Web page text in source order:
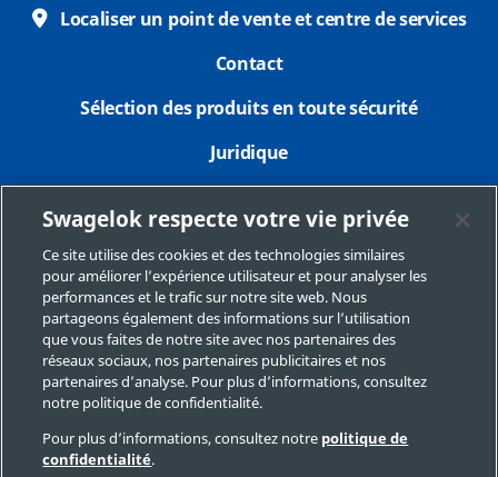
Localiser un point de vente et centre de services
Contact
Sélection des produits en toute sécurité
Juridique
Imprimer
Plan du site
Préférences de cookies
Ne pas vendre ou communiquer mes données
personnelles
Swagelok respecte votre vie privée
Ce site utilise des cookies et des technologies similaires
pour améliorer l’expérience utilisateur et pour analyser les
performances et le trafic sur notre site web. Nous
partageons également des informations sur l’utilisation
que vous faites de notre site avec nos partenaires des
réseaux sociaux, nos partenaires publicitaires et nos
partenaires d’analyse. Pour plus d’informations, consultez
notre politique de confidentialité.
Pour plus d’informations, consultez notre politique de
confidentialité.